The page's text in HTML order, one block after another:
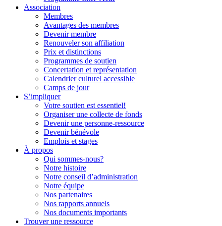
Association
Membres
Avantages des membres
Devenir membre
Renouveler son affiliation
Prix et distinctions
Programmes de soutien
Concertation et représentation
Calendrier culturel accessible
Camps de jour
S’impliquer
Votre soutien est essentiel!
Organiser une collecte de fonds
Devenir une personne-ressource
Devenir bénévole
Emplois et stages
À propos
Qui sommes-nous?
Notre histoire
Notre conseil d’administration
Notre équipe
Nos partenaires
Nos rapports annuels
Nos documents importants
Trouver une ressource